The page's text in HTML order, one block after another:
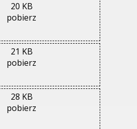
20 KB
pobierz
21 KB
pobierz
28 KB
pobierz